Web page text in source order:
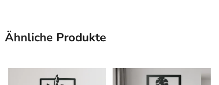
Ähnliche Produkte